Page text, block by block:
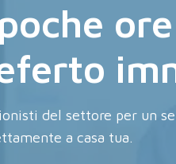
del settore per un
a casa tua.